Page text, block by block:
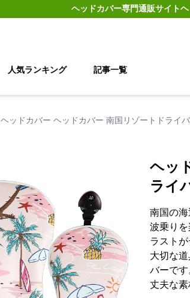
ヘッドカバー専門通販サイト
人気ランキング 記事一覧
ヘッドカバー ヘッドカバー 南国リゾートドライ
ヘッ
ライ
南国の海
波乗り
ラスト
大切な
バーです
丈夫な素